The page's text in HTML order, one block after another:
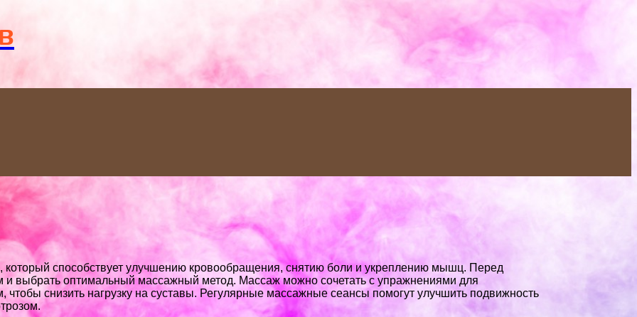
который способствует улучшению кровообращения, снятию боли и укреплению мышц. Перед
и выбрать оптимальный массажный метод. Массаж можно сочетать с упражнениями для
чтобы снизить нагрузку на суставы. Регулярные массажные сеансы помогут улучшить подвижность